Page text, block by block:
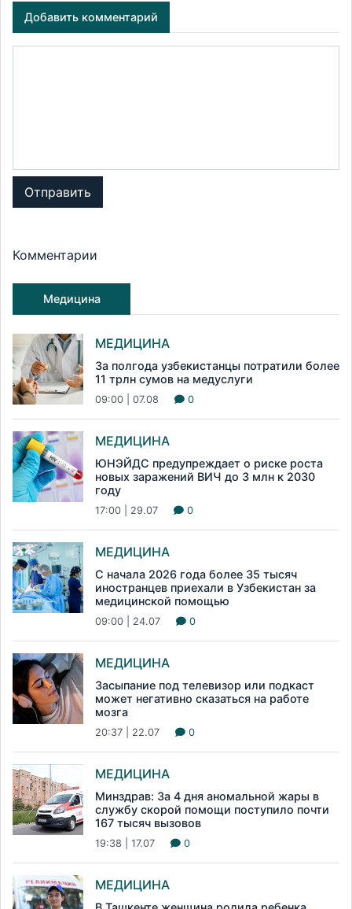
Добавить комментарий
Отправить
Комментарии
Медицина
МЕДИЦИНА
За полгода узбекистанцы потратили более
11 трлн сумов на медуслуги
09:00 | 07.08 0
МЕДИЦИНА
ЮНЭЙДС предупреждает о риске роста
новых заражений ВИЧ до 3 млн к 2030
году
17:00 | 29.07 0
МЕДИЦИНА
С начала 2026 года более 35 тысяч
иностранцев приехали в Узбекистан за
медицинской помощью
09:00 | 24.07 0
МЕДИЦИНА
Засыпание под телевизор или подкаст
может негативно сказаться на работе
мозга
20:37 | 22.07 0
МЕДИЦИНА
Минздрав: За 4 дня аномальной жары в
службу скорой помощи поступило почти
167 тысяч вызовов
19:38 | 17.07 0
МЕДИЦИНА